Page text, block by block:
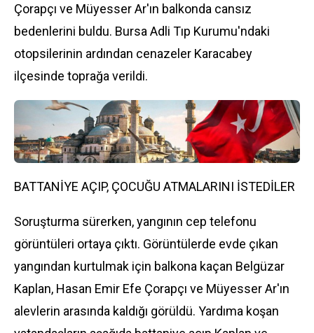
Çorapçı ve Müyesser Ar'ın balkonda cansız
bedenlerini buldu. Bursa Adli Tıp Kurumu'ndaki
otopsilerinin ardından cenazeler Karacabey
ilçesinde toprağa verildi.
BATTANİYE AÇIP, ÇOCUĞU ATMALARINI İSTEDİLER
Soruşturma sürerken, yangının cep telefonu
görüntüleri ortaya çıktı. Görüntülerde evde çıkan
yangından kurtulmak için balkona kaçan Belgüzar
Kaplan, Hasan Emir Efe Çorapçı ve Müyesser Ar'ın
alevlerin arasında kaldığı görüldü. Yardıma koşan